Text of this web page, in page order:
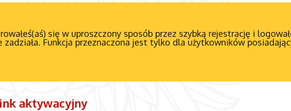
się w uproszczony sposób przez szybką rejestrację i
zadziała. Funkcja przeznaczona jest tylko dla użytkowników
aktywacyjny